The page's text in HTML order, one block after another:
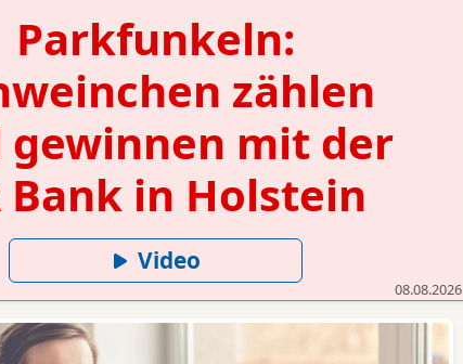
Parkfunkeln:
zählen
gewinnen mit der
Bank in Holstein
Video
08.08.2026